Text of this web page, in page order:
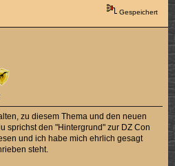
Gespeichert
zu diesem Thema und den neuen
sprichst den "Hintergrund" zur DZ Con
und ich habe mich ehrlich gesagt
steht.